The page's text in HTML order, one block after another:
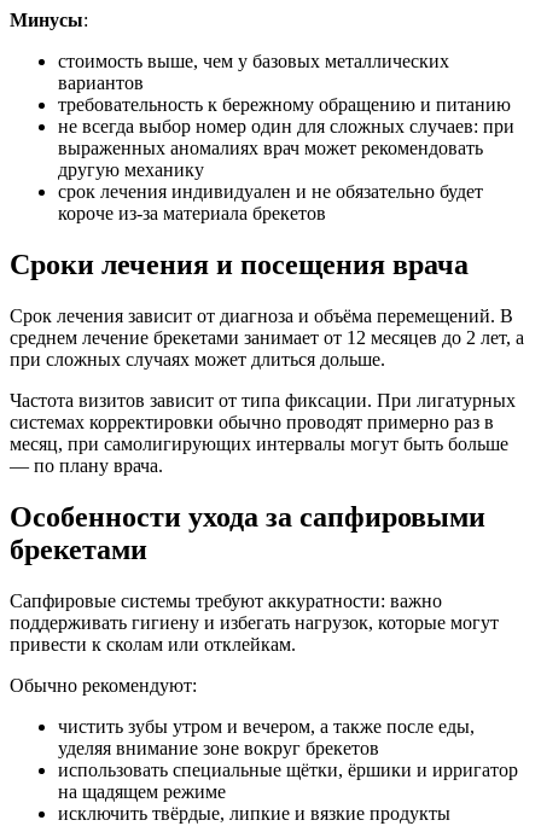
Минусы:
стоимость выше, чем у базовых металлических
вариантов
требовательность к бережному обращению и питанию
не всегда выбор номер один для сложных случаев: при
выраженных аномалиях врач может рекомендовать
другую механику
срок лечения индивидуален и не обязательно будет
короче из-за материала брекетов
Сроки лечения и посещения врача
Срок лечения зависит от диагноза и объёма перемещений. В
среднем лечение брекетами занимает от 12 месяцев до 2 лет, а
при сложных случаях может длиться дольше.
Частота визитов зависит от типа фиксации. При лигатурных
системах корректировки обычно проводят примерно раз в
месяц, при самолигирующих интервалы могут быть больше
— по плану врача.
Особенности ухода за сапфировыми
брекетами
Сапфировые системы требуют аккуратности: важно
поддерживать гигиену и избегать нагрузок, которые могут
привести к сколам или отклейкам.
Обычно рекомендуют:
чистить зубы утром и вечером, а также после еды,
уделяя внимание зоне вокруг брекетов
использовать специальные щётки, ёршики и ирригатор
на щадящем режиме
исключить твёрдые, липкие и вязкие продукты